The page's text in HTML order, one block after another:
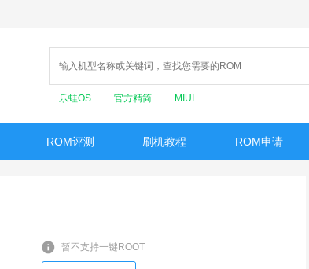
乐蛙OS 官方精简 MIUI
ROM评测 刷机教程 ROM申请
暂不支持一键ROOT